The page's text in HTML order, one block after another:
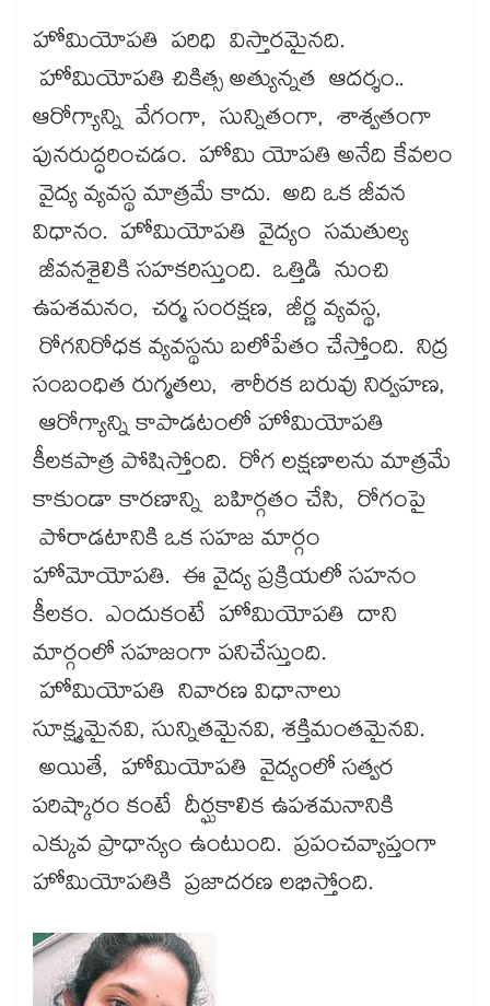
హోమియోపతి పరిధి విస్తారమైనది.
హోమియోపతి చికిత్స అత్యున్నత ఆదర్శం..
ఆరోగ్యాన్ని వేగంగా, సున్నితంగా, శాశ్వతంగా
పునరుద్ధరించడం. హోమి యోపతి అనేది కేవలం
వైద్య వ్యవస్థ మాత్రమే కాదు. అది ఒక జీవన
విధానం. హోమియోపతి వైద్యం సమతుల్య
జీవనశైలికి సహకరిస్తుంది. ఒత్తిడి నుంచి
ఉపశమనం, చర్మ సంరక్షణ, జీర్ణ వ్యవస్థ,
రోగనిరోధక వ్యవస్థను బలోపేతం చేస్తోంది. నిద్ర
సంబంధిత రుగ్మతలు, శారీరక బరువు నిర్వహణ,
ఆరోగ్యాన్ని కాపాడటంలో హోమియోపతి
కీలకపాత్ర పోషిస్తోంది. రోగ లక్షణాలను మాత్రమే
కాకుండా కారణాన్ని బహిర్గతం చేసి, రోగంపై
పోరాడటానికి ఒక సహజ మార్గం
హోమోయోపతి. ఈ వైద్య ప్రక్రియలో సహనం
కీలకం. ఎందుకంటే హోమియోపతి దాని
మార్గంలో సహజంగా పనిచేస్తుంది.
హోమియోపతి నివారణ విధానాలు
సూక్ష్మమైనవి, సున్నితమైనవి, శక్తిమంతమైనవి.
అయితే, హోమియోపతి వైద్యంలో సత్వర
పరిష్కారం కంటే దీర్ఘకాలిక ఉపశమనానికి
ఎక్కువ ప్రాధాన్యం ఉంటుంది. ప్రపంచవ్యాప్తంగా
హోమియోపతికి ప్రజాదరణ లభిస్తోంది.